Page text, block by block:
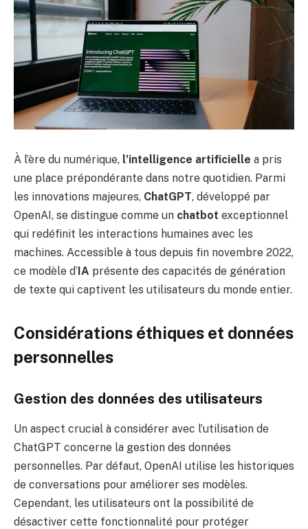
À l’ère du numérique, l’intelligence artificielle a pris
une place prépondérante dans notre quotidien. Parmi
les innovations majeures, ChatGPT, développé par
OpenAI, se distingue comme un chatbot exceptionnel
qui redéfinit les interactions humaines avec les
machines. Accessible à tous depuis fin novembre 2022,
ce modèle d’IA présente des capacités de génération
de texte qui captivent les utilisateurs du monde entier.
Considérations éthiques et données
personnelles
Gestion des données des utilisateurs
Un aspect crucial à considérer avec l’utilisation de
ChatGPT concerne la gestion des données
personnelles. Par défaut, OpenAI utilise les historiques
de conversations pour améliorer ses modèles.
Cependant, les utilisateurs ont la possibilité de
désactiver cette fonctionnalité pour protéger